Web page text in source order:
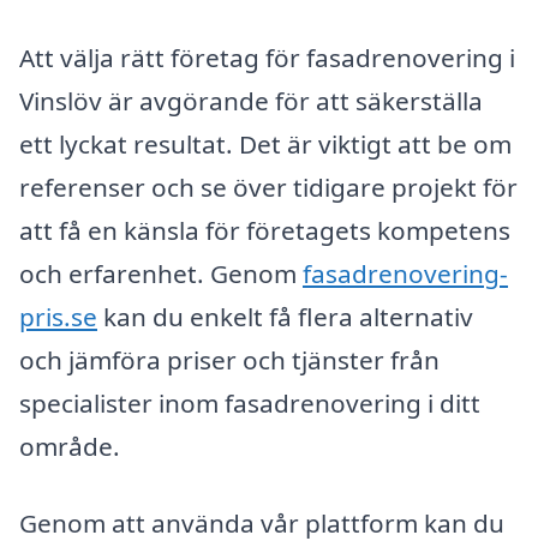
Att välja rätt företag för fasadrenovering i
Vinslöv är avgörande för att säkerställa
ett lyckat resultat. Det är viktigt att be om
referenser och se över tidigare projekt för
att få en känsla för företagets kompetens
och erfarenhet. Genom fasadrenovering-
pris.se kan du enkelt få flera alternativ
och jämföra priser och tjänster från
specialister inom fasadrenovering i ditt
område.
Genom att använda vår plattform kan du